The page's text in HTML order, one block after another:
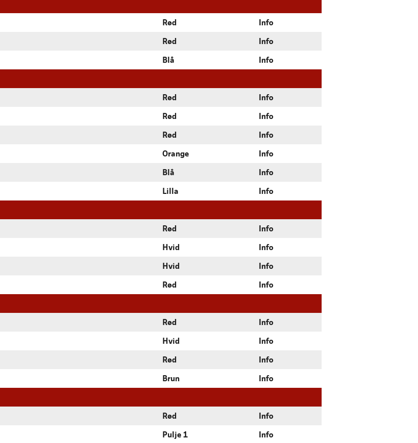
Rød Info
Rød Info
Blå Info
Rød Info
Rød Info
Rød Info
Orange Info
Blå Info
Lilla Info
Rød Info
Hvid Info
Hvid Info
Rød Info
Rød Info
Hvid Info
Rød Info
Brun Info
Rød Info
Pulje 1 Info